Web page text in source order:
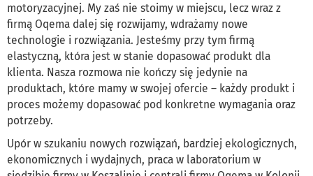
motoryzacyjnej. My zaś nie stoimy w miejscu, lecz wraz z
firmą Oqema dalej się rozwijamy, wdrażamy nowe
technologie i rozwiązania. Jesteśmy przy tym firmą
elastyczną, która jest w stanie dopasować produkt dla
klienta. Nasza rozmowa nie kończy się jedynie na
produktach, które mamy w swojej ofercie – każdy produkt i
proces możemy dopasować pod konkretne wymagania oraz
potrzeby.
Upór w szukaniu nowych rozwiązań, bardziej ekologicznych,
ekonomicznych i wydajnych, praca w laboratorium w